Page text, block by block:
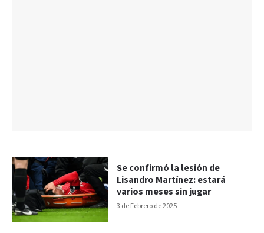
3 de Febrero de 2025
Se confirmó la lesión de
Lisandro Martínez: estará
varios meses sin jugar